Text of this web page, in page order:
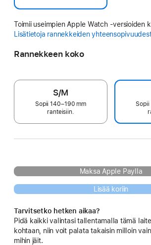
Toimii useimpien Apple Watch ‑versioiden
Lisätietoja rannekkeiden
Rannekkeen koko
S/M
Sopii 140–190 mm
ranteisiin.
Sopii
Maksa Apple Paylla
Lisää koriin
Tarvitsetko hetken aikaa?
Pidä kaikki valintasi tallentamalla tämä
kohtaan, niin voit palata takaisin milloin
mihin jäit.